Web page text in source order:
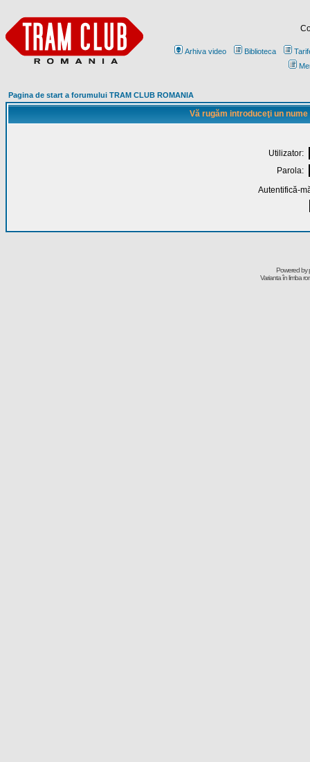
Arhiva video Biblioteca
Pagina de start a forumului TRAM CLUB ROMANIA
Vă rugăm introduceţi un
Utilizator:
Parola:
Autentifică-
Powered by
Varianta în limba